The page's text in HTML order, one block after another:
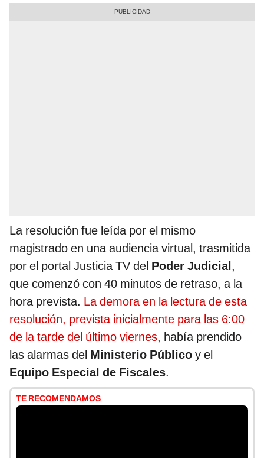
La resolución fue leída por el mismo
magistrado en una audiencia virtual, trasmitida
por el portal Justicia TV del Poder Judicial,
que comenzó con 40 minutos de retraso, a la
hora prevista. La demora en la lectura de esta
resolución, prevista inicialmente para las 6:00
de la tarde del último viernes, había prendido
las alarmas del Ministerio Público y el
Equipo Especial de Fiscales.
TE RECOMENDAMOS